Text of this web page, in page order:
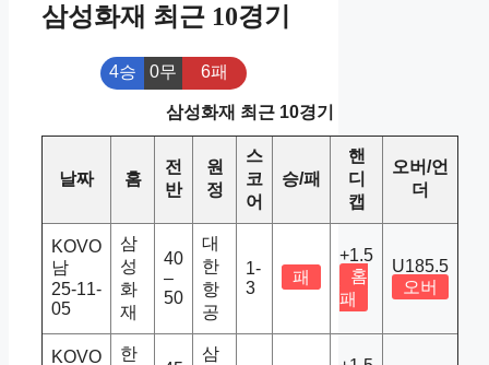
삼성화재 최근 10경기
4승 0무 6패
삼성화재 최근 10경기
날짜 홈
전
반
원
정
스
코
어
승/패
핸
디
캡
오버/언
더
KOVO
남
25-11-
05
삼
성
화
재
40
–
50
대
한
항
공
1-
3
패
+1.5
홈
패
U185.5
오버
KOVO
한
삼